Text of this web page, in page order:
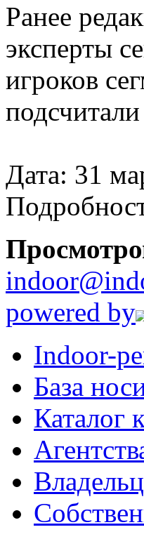
Ранее
эксперты
игроков
Дата: 31
powered by
Indoor-
База
Каталог